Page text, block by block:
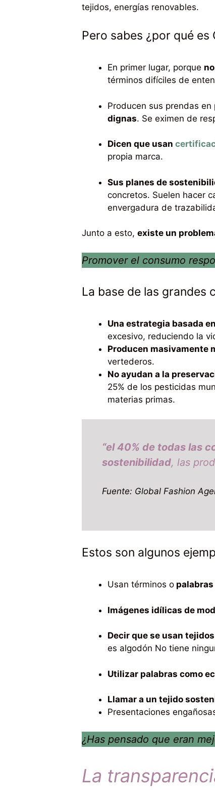
tejidos, energías renovables.
Pero sabes ¿por qué es
En primer lugar, porque
términos difíciles de
Producen sus prendas
dignas. Se eximen de
Dicen que usan
propia marca.
Sus planes de
concretos. Suelen hacer
envergadura de
Junto a esto, existe un
Promover el consumo
La base de las grandes
Una estrategia basada
excesivo, reduciendo la
Producen masivamente
vertederos.
No ayudan a la
25% de los pesticidas
materias primas.
“el 40% de todas las
sostenibilidad, las
Fuente: Global Fashion
Estos son algunos
Usan términos o
Imágenes idílicas de
Decir que se usan
es algodón No tiene
Utilizar palabras como
Llamar a un tejido
Presentaciones
¿Has pensado que eran
La